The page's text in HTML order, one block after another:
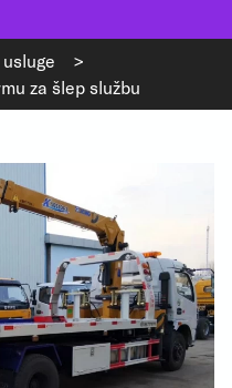
>
za šlep službu